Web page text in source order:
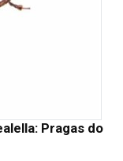
Pragas do